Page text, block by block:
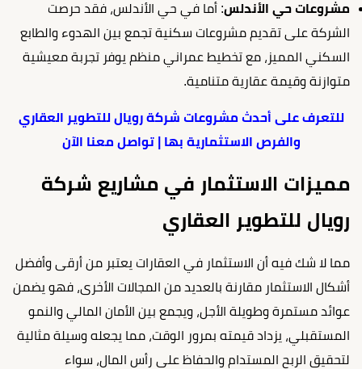
مشروعات حي الأندلس: أما في حي الأندلس، فقد حرصت
الشركة على تقديم مشروعات سكنية تجمع بين الهدوء والطابع
السكني المميز، مع تخطيط عمراني منظم يوفر تجربة معيشية
متوازنة وقيمة عقارية متنامية.
للتعرف على أحدث مشروعات شركة رويال للتطوير العقاري
والفرص الاستثمارية بها | تواصل معنا الآن
مميزات الاستثمار في مشاريع شركة
رويال للتطوير العقاري
مما لا شك فيه أن الاستثمار في العقارات يعتبر من أرقى وأفضل
أشكال الاستثمار مقارنة بالعديد من المجالات الأخرى، فهو يضمن
عوائد مستمرة وطويلة الأجل، ويجمع بين الأمان المالي والنمو
المستقبلي، يزداد قيمته بمرور الوقت، مما يجعله وسيلة مثالية
لتحقيق الربح المستدام والحفاظ على رأس المال، سواء